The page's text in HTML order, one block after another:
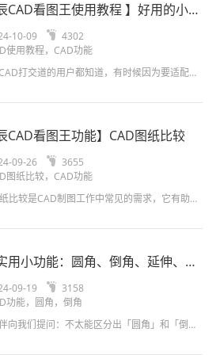
CAD看图王使用教程 】好用的小功
)
10-09
4302
使用教程，CAD功能
经常和CAD打交道的用户都知道，有时候因为要适配图纸，修改CAD图形线宽和调整文字字高/大小是经常需要处理的工作，那今天图图就来和大家分享一下：浩辰CAD看图王手机版修改文字高度；浩辰CAD看图王电脑...
CAD看图王功能】CAD图纸比较
09-26
3655
图纸比较，CAD功能
CAD图纸比较是CAD制图工作中常见的需求，它有助于设计师快速找出两张图纸之间的差异，从而提高工作效率和准确性。CAD图纸比较教程浩辰CAD看图王电脑版之前的CAD图纸比较界面：会出两个界面，一个是旧...
用小功能：圆角、倒角、延伸、修
移功能介绍
09-19
3158
功能，圆角，倒角
有小伙伴向我们提问：不太能区分出「圆角」和「倒角」有什么区别，以及适用什么场景，所以为了满足大家的需求，今天图图借此机会给大家讲解几个平时不常提及但好用的功能：圆角功能；倒角功能；延伸功能；修剪功能；...